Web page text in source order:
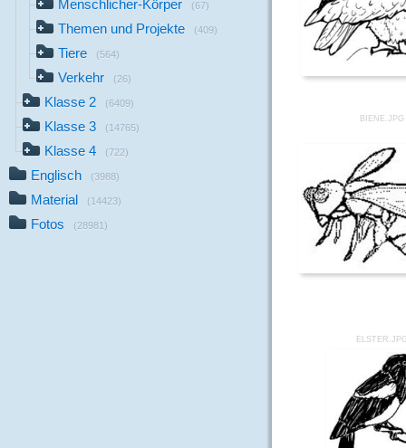
Menschlicher-Körper (67)
Themen und Projekte (409)
Tiere (564)
Verkehr (26)
Klasse 2 (6409)
Klasse 3 (14765)
Klasse 4 (722)
Englisch (3988)
Material (14423)
Fotos (28981)
BIENE.JPG